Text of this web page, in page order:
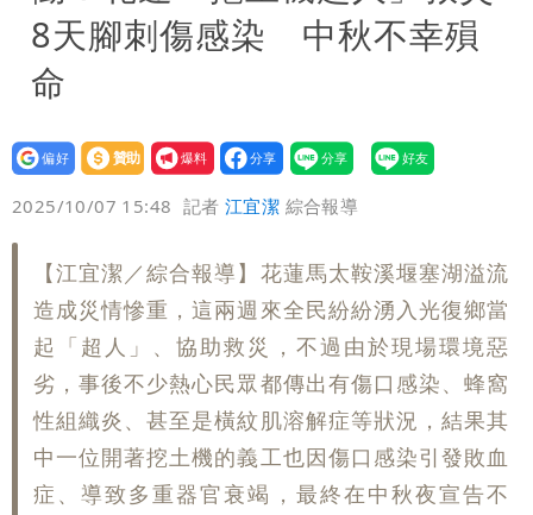
8天腳刺傷感染 中秋不幸殞
命
設為
贊助
我要
爆料
2025/10/07 15:48 記者江宜潔 綜合報導
【江宜潔／綜合報導】花蓮馬太鞍溪堰塞湖溢流
造成災情慘重，這兩週來全民紛紛湧入光復鄉當
起「超人」、協助救災，不過由於現場環境惡
劣，事後不少熱心民眾都傳出有傷口感染、蜂窩
性組織炎、甚至是橫紋肌溶解症等狀況，結果其
中一位開著挖土機的義工也因傷口感染引發敗血
症、導致多重器官衰竭，最終在中秋夜宣告不